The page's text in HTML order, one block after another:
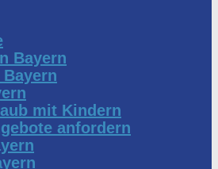
Bayern
mit Kindern
anfordern